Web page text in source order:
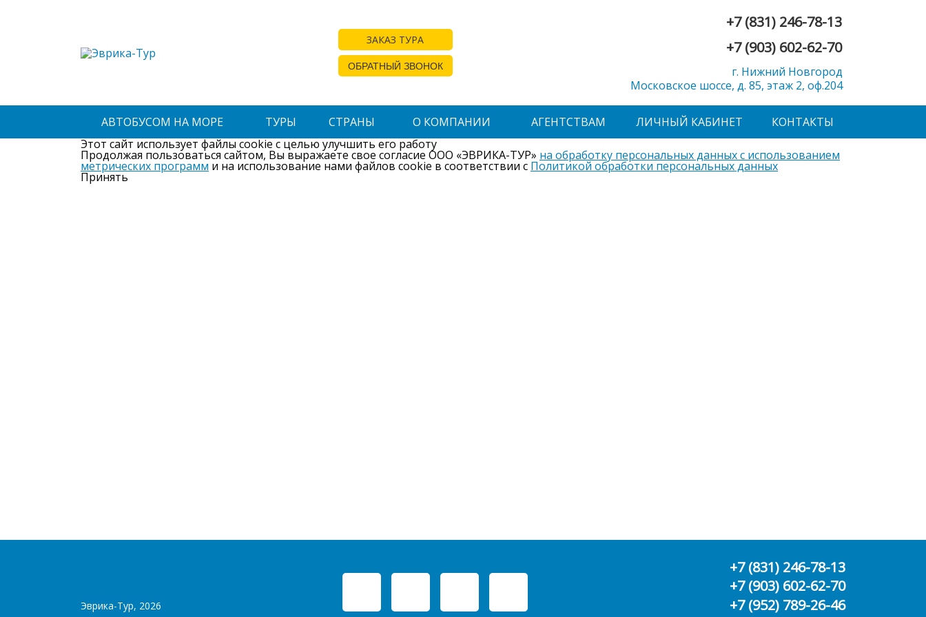
ЗАКАЗ ТУРА
ОБРАТНЫЙ ЗВОНОК
+7 (831) 246-78-13
+7 (903) 602-62-70
г. Нижний Новгород
Московское шоссе, д. 85, этаж 2, оф.204
АВТОБУСОМ НА МОРЕ ТУРЫ СТРАНЫ О КОМПАНИИ АГЕНТСТВАМ ЛИЧНЫЙ КАБИНЕТ
КОНТАКТЫ
Этот сайт использует файлы cookie с целью улучшить его работу
Продолжая пользоваться сайтом, Вы выражаете свое согласие ООО «ЭВРИКА-ТУР» на обработку персональных данных с использованием
метрических программ и на использование нами файлов cookie в соответствии с Политикой обработки персональных данных
Принять
Эврика-Тур, 2026
+7 (831) 246-78-13
+7 (903) 602-62-70
+7 (952) 789-26-46